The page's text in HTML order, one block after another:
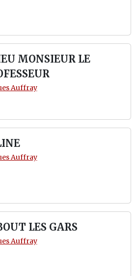
MONSIEUR LE
Auffray
Auffray
LES GARS
Auffray